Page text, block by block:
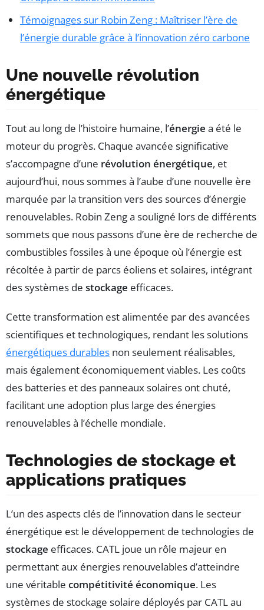
Témoignages sur Robin Zeng : Maîtriser l’ère de
l’énergie durable grâce à l’innovation zéro carbone
Une nouvelle révolution
énergétique
Tout au long de l’histoire humaine, l’énergie a été le
moteur du progrès. Chaque avancée significative
s’accompagne d’une révolution énergétique, et
aujourd’hui, nous sommes à l’aube d’une nouvelle ère
marquée par la transition vers des sources d’énergie
renouvelables. Robin Zeng a souligné lors de différents
sommets que nous passons d’une ère de recherche de
combustibles fossiles à une époque où l’énergie est
récoltée à partir de parcs éoliens et solaires, intégrant
des systèmes de stockage efficaces.
Cette transformation est alimentée par des avancées
scientifiques et technologiques, rendant les solutions
énergétiques durables non seulement réalisables,
mais également économiquement viables. Les coûts
des batteries et des panneaux solaires ont chuté,
facilitant une adoption plus large des énergies
renouvelables à l’échelle mondiale.
Technologies de stockage et
applications pratiques
L’un des aspects clés de l’innovation dans le secteur
énergétique est le développement de technologies de
stockage efficaces. CATL joue un rôle majeur en
permettant aux énergies renouvelables d’atteindre
une véritable compétitivité économique. Les
systèmes de stockage solaire déployés par CATL au